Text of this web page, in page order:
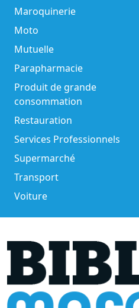
Maroquinerie
Moto
Mutuelle
Parapharmacie
Produit de grande
consommation
Restauration
Services Professionnels
Supermarché
Transport
Voiture